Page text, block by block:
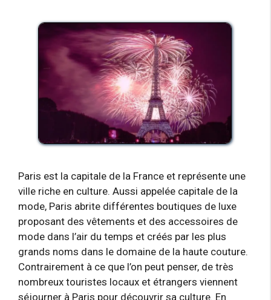
Paris est la capitale de la France et représente une
ville riche en culture. Aussi appelée capitale de la
mode, Paris abrite différentes boutiques de luxe
proposant des vêtements et des accessoires de
mode dans l’air du temps et créés par les plus
grands noms dans le domaine de la haute couture.
Contrairement à ce que l’on peut penser, de très
nombreux touristes locaux et étrangers viennent
séjourner à Paris pour découvrir sa culture. En